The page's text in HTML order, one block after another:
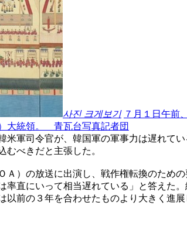
사진 크게보기 ７月１日午前
大統領。 青瓦台写真記者団
軍司令官が、韓国軍の軍事力は遅れて
べきだと主張した。
）の放送に出演し、戦作権転換のため
直にいって相当遅れている」と答えた
前の３年を合わせたものより大きく進